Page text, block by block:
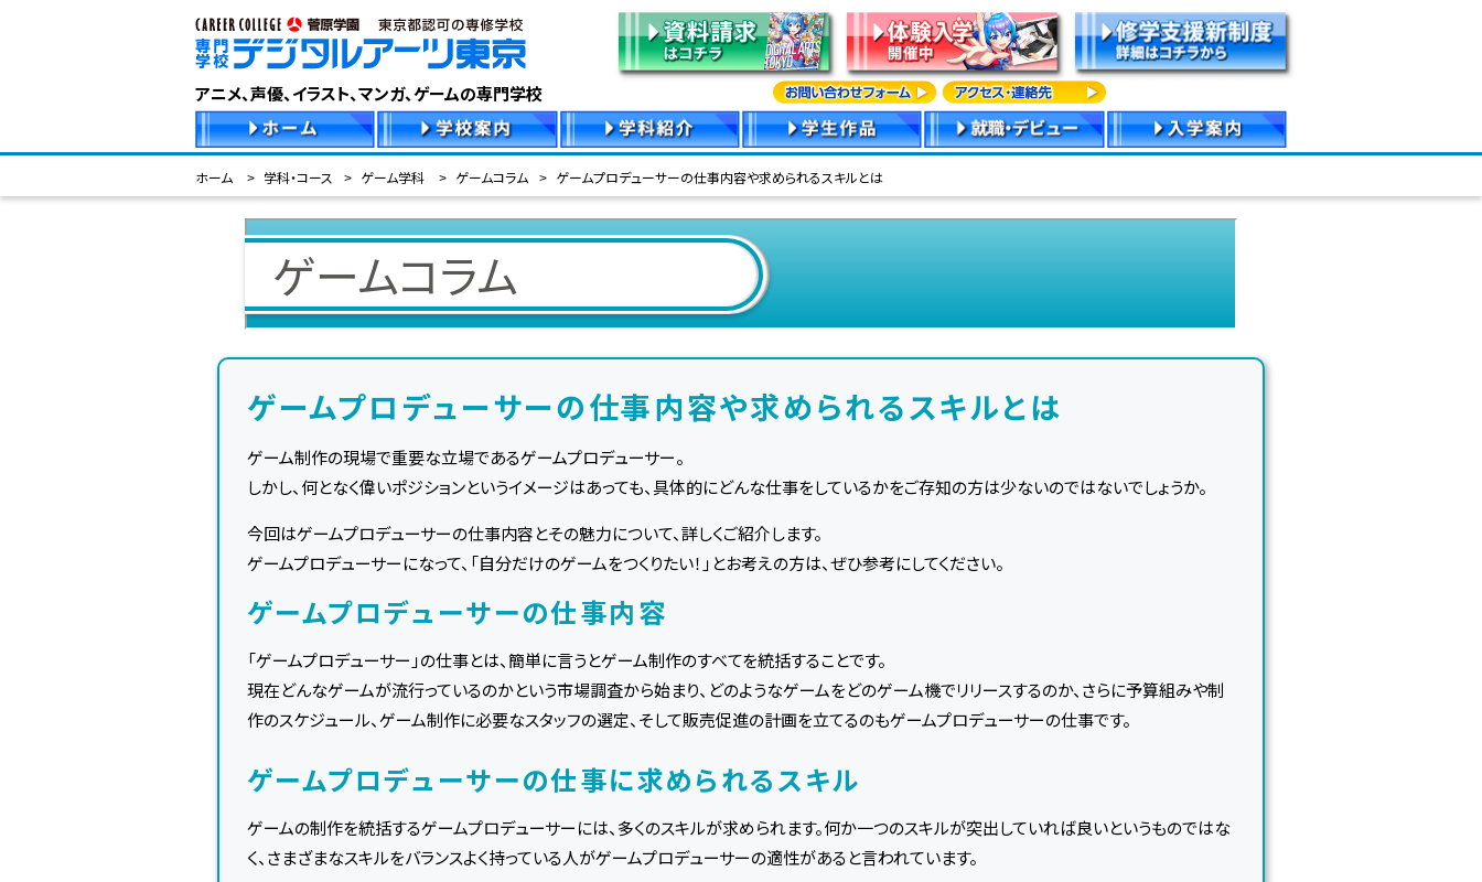
アニメ、声優、イラスト、マンガ、ゲームの専門学校
ホーム 学科・コース ゲーム学科 ゲームコラム ゲームプロデューサーの仕事内容や求められるスキルとは
ゲームコラム
ゲームプロデューサーの仕事内容や求められるスキルとは
ゲーム制作の現場で重要な立場であるゲームプロデューサー。
しかし、何となく偉いポジションというイメージはあっても、具体的にどんな仕事をしているかをご存知の方は少ないのではないでしょうか。
今回はゲームプロデューサーの仕事内容とその魅力について、詳しくご紹介します。
ゲームプロデューサーになって、「自分だけのゲームをつくりたい！」とお考えの方は、ぜひ参考にしてください。
ゲームプロデューサーの仕事内容
「ゲームプロデューサー」の仕事とは、簡単に言うとゲーム制作のすべてを統括することです。
現在どんなゲームが流行っているのかという市場調査から始まり、どのようなゲームをどのゲーム機でリリースするのか、さらに予算組みや制
作のスケジュール、ゲーム制作に必要なスタッフの選定、そして販売促進の計画を立てるのもゲームプロデューサーの仕事です。
ゲームプロデューサーの仕事に求められるスキル
ゲームの制作を統括するゲームプロデューサーには、多くのスキルが求められます。何か一つのスキルが突出していれば良いというものではな
く、さまざまなスキルをバランスよく持っている人がゲームプロデューサーの適性があると言われています。